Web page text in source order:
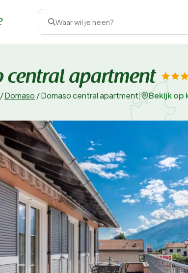
Waar wil je heen?
central apartment
/Domaso /Domaso central apartment Bekijk op